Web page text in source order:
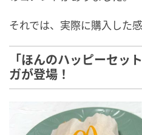
それでは、実際に購入した
「ほんのハッピーセッ
ガが登場！